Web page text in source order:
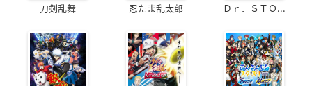
刀剣乱舞 忍たま乱太郎 Ｄｒ．ＳＴＯ...